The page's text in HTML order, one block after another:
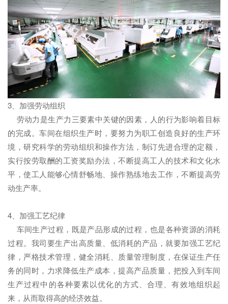
3、加强劳动组织
劳动力是生产力三要素中关键的因素，人的行为影响着目标
的完成。车间在组织生产时，要努力为职工创造良好的生产环
境，研究科学的劳动组织和操作方法，制订先进合理的定额，
实行按劳取酬的工资奖励办法，不断提高工人的技术和文化水
平，使工人能够心情舒畅地、操作熟练地去工作，不断提高劳
动生产率。
4、加强工艺纪律
车间生产过程，既是产品形成的过程，也是各种资源的消耗
过程。我司要生产出高质量、低消耗的产品，就要加强工艺纪
律，严格技术管理，健全消耗、质量管理制度，在保证生产任
务的同时，力求降低生产成本，提高产品质量，把投入到车间
生产过程中的各种要素以优化的方式、合理、有效地组织起
来，从而取得高的经济效益。